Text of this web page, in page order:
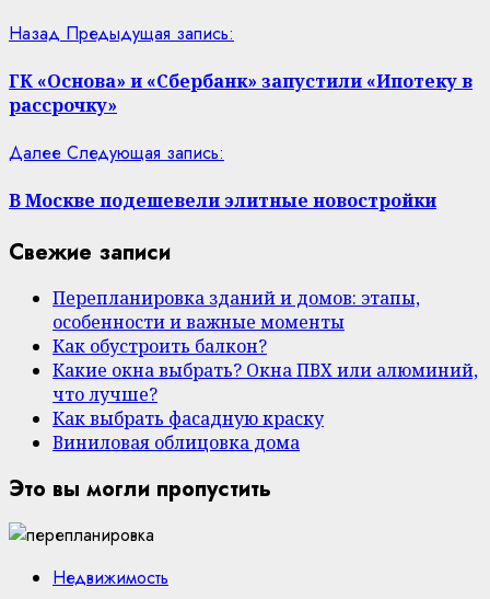
Назад Предыдущая запись:
ГК «Основа» и «Сбербанк» запустили «Ипотеку в
рассрочку»
Далее Следующая запись:
В Москве подешевели элитные новостройки
Свежие записи
Перепланировка зданий и домов: этапы,
особенности и важные моменты
Как обустроить балкон?
Какие окна выбрать? Окна ПВХ или алюминий,
что лучше?
Как выбрать фасадную краску
Виниловая облицовка дома
Это вы могли пропустить
Недвижимость